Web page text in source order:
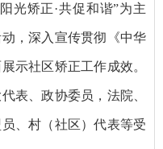
光矫正·共促和谐”为主
，深入宣传贯彻《中华
示社区矫正工作成效。
表、政协委员，法院、
、村（社区）代表等受